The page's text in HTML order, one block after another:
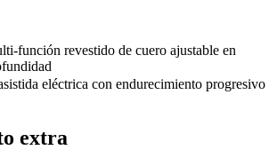
función revestido de cuero ajustable en
eléctrica con endurecimiento progresivo
extra